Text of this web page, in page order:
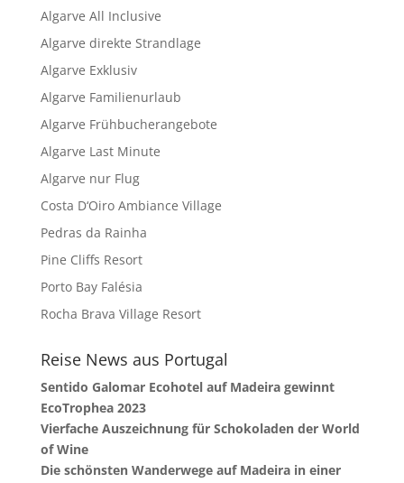
Algarve All Inclusive
Algarve direkte Strandlage
Algarve Exklusiv
Algarve Familienurlaub
Algarve Frühbucherangebote
Algarve Last Minute
Algarve nur Flug
Costa D‘Oiro Ambiance Village
Pedras da Rainha
Pine Cliffs Resort
Porto Bay Falésia
Rocha Brava Village Resort
Reise News aus Portugal
Sentido Galomar Ecohotel auf Madeira gewinnt
EcoTrophea 2023
Vierfache Auszeichnung für Schokoladen der World
of Wine
Die schönsten Wanderwege auf Madeira in einer